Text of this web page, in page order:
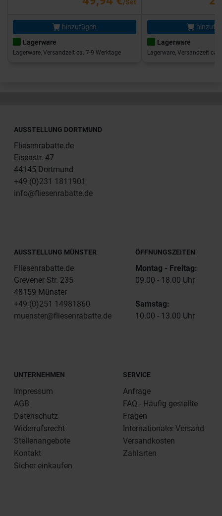
/Set
hinzufügen
Lagerware
Lagerware, Versandzeit ca. 7-9 Werktage
Lagerware
Lagerware, Versandzeit ca.
AUSSTELLUNG DORTMUND
Fliesenrabatte.de
Eisenstr. 47
44145 Dortmund
+49 (0)231 1811901
info@fliesenrabatte.de
AUSSTELLUNG MÜNSTER
Fliesenrabatte.de
Grevener Str. 235
48159 Münster
+49 (0)251 14981860
muenster@fliesenrabatte.de
ÖFFNUNGSZEITEN
Montag - Freitag:
09.00 - 18.00 Uhr
Samstag:
10.00 - 13.00 Uhr
UNTERNEHMEN
Impressum
AGB
Datenschutz
Widerrufsrecht
Stellenangebote
Kontakt
Sicher einkaufen
SERVICE
Anfrage
FAQ - Häufig gestellte
Fragen
Internationaler Versand
Versandkosten
Zahlarten